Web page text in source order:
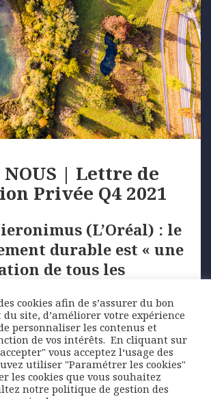
NOUS | Lettre de
Privée Q4 2021
(L’Oréal) : le
durable est « une
de tous les
…
Author
Lazard Freres Gestion Categories
Lettre de
Tags
développement durable,ESG,
sociale,investissement
cookies afin de s’assurer du bon
site, d’améliorer votre expérience
personnaliser les contenus et
de vos intérêts. ​ En cliquant sur
vous acceptez l‘usage des
utiliser "Paramétrer les cookies"
les cookies que vous souhaitez
notre politique de gestion des